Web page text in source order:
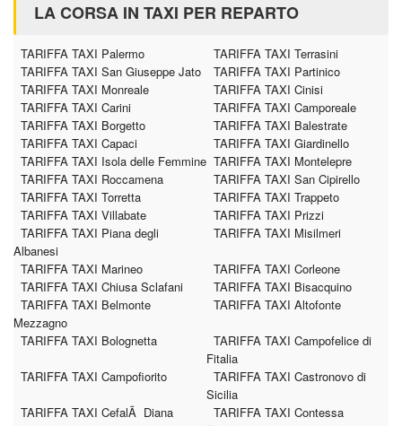
LA CORSA IN TAXI PER REPARTO
TARIFFA TAXI Palermo
TARIFFA TAXI Terrasini
TARIFFA TAXI San Giuseppe Jato
TARIFFA TAXI Partinico
TARIFFA TAXI Monreale
TARIFFA TAXI Cinisi
TARIFFA TAXI Carini
TARIFFA TAXI Camporeale
TARIFFA TAXI Borgetto
TARIFFA TAXI Balestrate
TARIFFA TAXI Capaci
TARIFFA TAXI Giardinello
TARIFFA TAXI Isola delle Femmine TARIFFA TAXI Montelepre
TARIFFA TAXI Roccamena
TARIFFA TAXI San Cipirello
TARIFFA TAXI Torretta
TARIFFA TAXI Trappeto
TARIFFA TAXI Villabate
TARIFFA TAXI Prizzi
TARIFFA TAXI Piana degli
Albanesi
TARIFFA TAXI Misilmeri
TARIFFA TAXI Marineo
TARIFFA TAXI Corleone
TARIFFA TAXI Chiusa Sclafani
TARIFFA TAXI Bisacquino
TARIFFA TAXI Belmonte
Mezzagno
TARIFFA TAXI Altofonte
TARIFFA TAXI Bolognetta
TARIFFA TAXI Campofelice di
Fitalia
TARIFFA TAXI Campofiorito
TARIFFA TAXI Castronovo di
Sicilia
TARIFFA TAXI CefalÃ Diana
TARIFFA TAXI Contessa